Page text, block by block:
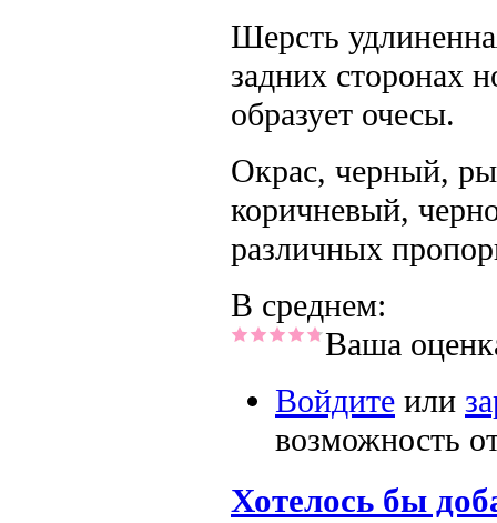
Шерсть
задних сторонах
образует очесы.
Окрас, черный,
коричневый,
различных
В среднем:
Ваша
Войдите или
возможность
Хотелось бы